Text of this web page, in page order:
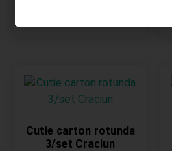
Cutie carton rotunda
3/set Craciun